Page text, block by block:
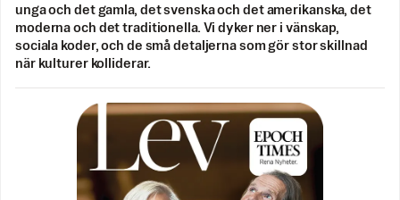
unga och det gamla, det svenska och det amerikanska, det
moderna och det traditionella. Vi dyker ner i vänskap,
sociala koder, och de små detaljerna som gör stor skillnad
när kulturer kolliderar.